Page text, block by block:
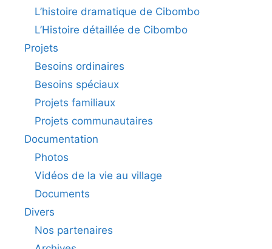
L’histoire dramatique de Cibombo
L’Histoire détaillée de Cibombo
Projets
Besoins ordinaires
Besoins spéciaux
Projets familiaux
Projets communautaires
Documentation
Photos
Vidéos de la vie au village
Documents
Divers
Nos partenaires